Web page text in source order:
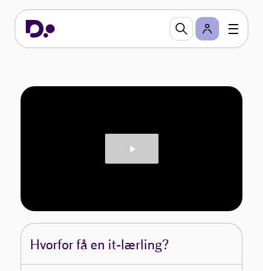
råd, vejledning og inspiration til at finde din næste
it-lærling.
Kontakt os
Hvorfor få en it-lærling?